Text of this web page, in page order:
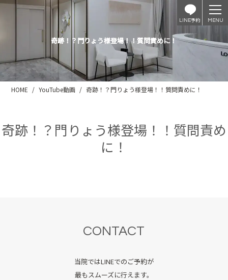
LINE予約
奇跡！？門りょう様登場！！質問責めに！
HOME YouTube動画 奇跡！？門りょう様登場！！質問責めに！
奇跡！？門りょう様登場！！質問責め
に！
CONTACT
当院ではLINEでのご予約が
最もスムーズに行えます。